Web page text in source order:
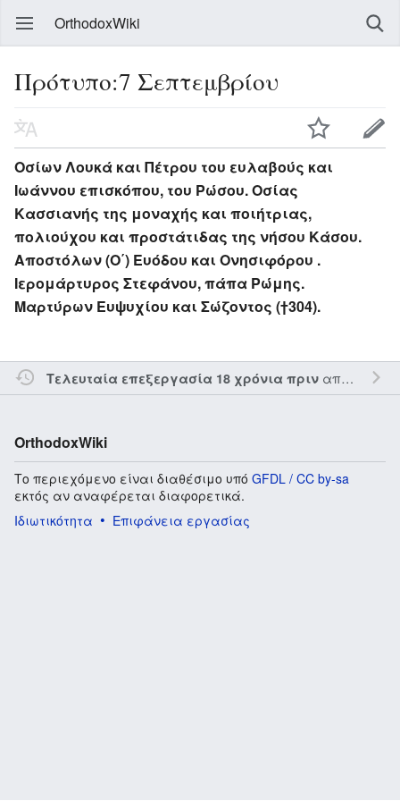
OrthodoxWiki
Πρότυπο:7 Σεπτεμβρίου
Οσίων Λουκά και Πέτρου του ευλαβούς και
Ιωάννου επισκόπου, του Ρώσου. Οσίας
Κασσιανής της μοναχής και ποιήτριας,
πολιούχου και προστάτιδας της νήσου Κάσου.
Αποστόλων (Ο΄) Ευόδου και Ονησιφόρου .
Ιερομάρτυρος Στεφάνου, πάπα Ρώμης.
Μαρτύρων Ευψυχίου και Σώζοντος (†304).
Τελευταία επεξεργασία 18 χρόνια πριναπό τον την
OrthodoxWiki
Το περιεχόμενο είναι διαθέσιμο υπό GFDL / CC by-sa
εκτός αν αναφέρεται διαφορετικά.
Ιδιωτικότητα
Επιφάνεια εργασίας